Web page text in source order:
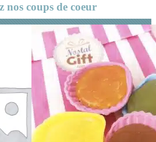
poudre
nos coups de coeur